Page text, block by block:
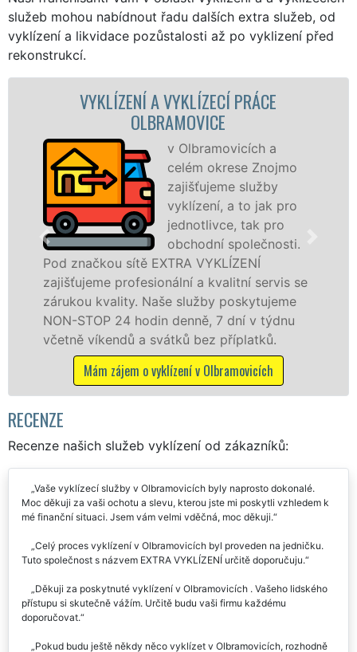
služeb mohou nabídnout řadu dalších extra služeb, od
vyklízení a likvidace pozůstalosti až po vyklizení před
rekonstrukcí.
PRÁCE
a
okrese Znojmo
služby
a to jak pro
tak pro
společnosti.
VYKLÍZENÍ
a kvalitní servis se
poskytujeme
7 dní v týdnu
bez příplatků.
v Olbramovicích
VYKLÍZECÍ
v Olbramovicích a okolí.
službu jak fyzickým, tak
osobám se zárukou
práce, a to NON-STOP
Mám zájem o vyklízecí
RECENZE
Recenze našich služeb vyklízení od zákazníků:
Vaše vyklízecí služby v Olbramovicích byly naprosto dokonalé.
Moc děkuji za vaši ochotu a slevu, kterou jste mi poskytli vzhledem k
mé finanční situaci. Jsem vám velmi vděčná, moc děkuji.
Celý proces vyklízení v Olbramovicích byl proveden na jedničku.
Tuto společnost s názvem EXTRA VYKLÍZENÍ určitě doporučuju.
Děkuji za poskytnuté vyklízení v Olbramovicích . Vašeho lidského
přístupu si skutečně vážím. Určitě budu vaši firmu každému
doporučovat.
Pokud budu ještě někdy něco vyklízet v Olbramovicích, rozhodně